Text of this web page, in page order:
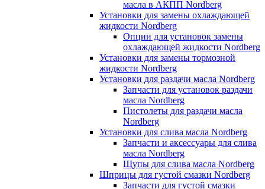
масла в АКПП Nordberg
Установки для замены охлаждающей
жидкости Nordberg
Опции для установок замены
охлаждающей жидкости Nordberg
Установки для замены тормозной
жидкости Nordberg
Установки для раздачи масла Nordberg
Запчасти для установок раздачи
масла Nordberg
Пистолеты для раздачи масла
Nordberg
Установки для слива масла Nordberg
Запчасти и аксессуары для слива
масла Nordberg
Щупы для слива масла Nordberg
Шприцы для густой смазки Nordberg
Запчасти для густой смазки